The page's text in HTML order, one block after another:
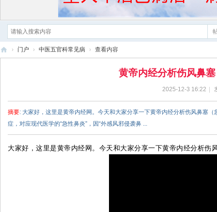
› 门户 › 中医五官科常见病 › 查看内容
黄帝内经分析伤风鼻
2025-12-3 16:22
摘要: 大家好，这里是黄帝内经网。今天和大家分享一下黄帝内经分析伤风鼻塞
症，对应现代医学的“急性鼻炎”，因“外感风邪侵袭鼻 ...
大家好，这里是黄帝内经网。今天和大家分享一下黄帝内经分析伤